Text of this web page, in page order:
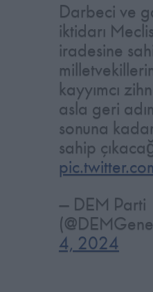
Darbeci ve
iktidarı
iradesine
kayyımcı
asla geri
sonuna
sahip
— DEM Parti
4, 2024